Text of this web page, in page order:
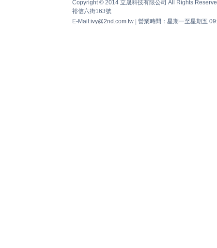
Copyright © 2014 立晟科技有限公司 All Rights
裕信六街163號
E-Mail:ivy@2nd.com.tw | 營業時間：星期一至星期五